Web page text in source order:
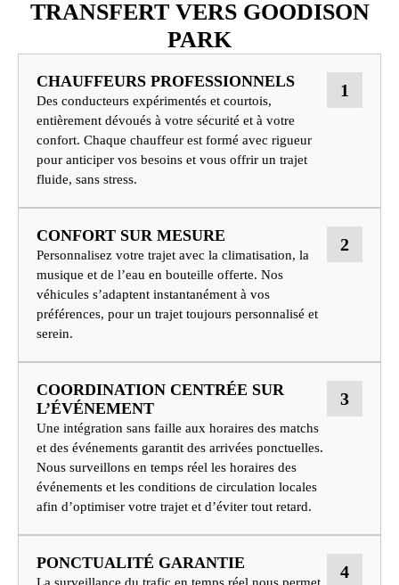
TRANSFERT VERS GOODISON
PARK
CHAUFFEURS PROFESSIONNELS
Des conducteurs expérimentés et courtois,
entièrement dévoués à votre sécurité et à votre
confort. Chaque chauffeur est formé avec rigueur
pour anticiper vos besoins et vous offrir un trajet
fluide, sans stress.
1
CONFORT SUR MESURE
Personnalisez votre trajet avec la climatisation, la
musique et de l’eau en bouteille offerte. Nos
véhicules s’adaptent instantanément à vos
préférences, pour un trajet toujours personnalisé et
serein.
2
COORDINATION CENTRÉE SUR
L’ÉVÉNEMENT
Une intégration sans faille aux horaires des matchs
et des événements garantit des arrivées ponctuelles.
Nous surveillons en temps réel les horaires des
événements et les conditions de circulation locales
afin d’optimiser votre trajet et d’éviter tout retard.
3
PONCTUALITÉ GARANTIE 4